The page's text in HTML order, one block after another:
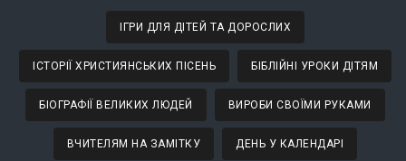
ІГРИ ДЛЯ ДІТЕЙ ТА ДОРОСЛИХ
ІСТОРІЇ ХРИСТИЯНСЬКИХ ПІСЕНЬ БІБЛІЙНІ УРОКИ ДІТЯМ
БІОГРАФІЇ ВЕЛИКИХ ЛЮДЕЙ ВИРОБИ СВОЇМИ РУКАМИ
ВЧИТЕЛЯМ НА ЗАМІТКУ ДЕНЬ У КАЛЕНДАРІ